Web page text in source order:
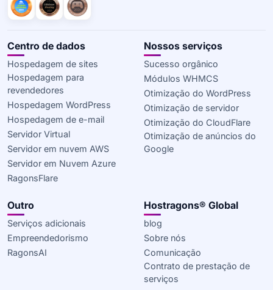
Centro de dados
Hospedagem de sites
Hospedagem para
revendedores
Hospedagem WordPress
Hospedagem de e-mail
Servidor Virtual
Servidor em nuvem AWS
Servidor em Nuvem Azure
RagonsFlare
Nossos serviços
Sucesso orgânico
Módulos WHMCS
Otimização do WordPress
Otimização de servidor
Otimização do CloudFlare
Otimização de anúncios do
Google
Outro
Serviços adicionais
Empreendedorismo
RagonsAI
Hostragons® Global
blog
Sobre nós
Comunicação
Contrato de prestação de
serviços